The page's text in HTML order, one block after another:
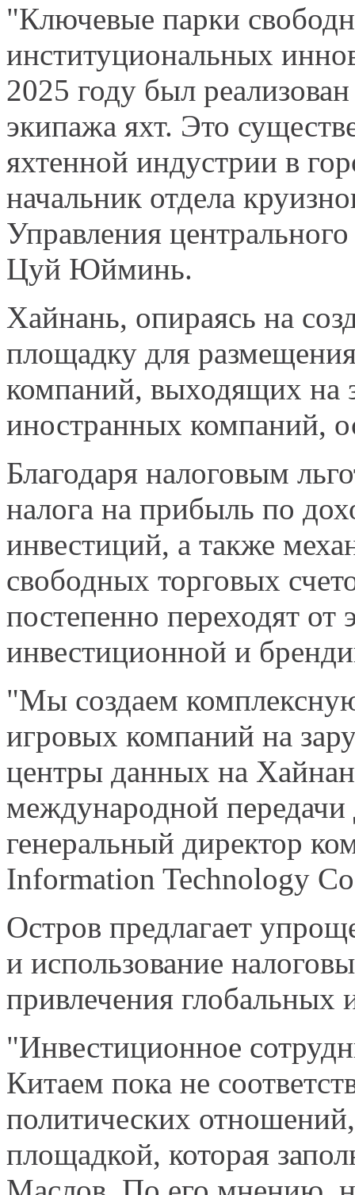
"Ключевые парки
институциональных
2025 году был
экипажа яхт. Это
яхтенной индустрии в
начальник отдела
Управления
Цуй Юйминь.
Хайнань, опираясь на
площадку для
компаний, выходящих на
иностранных компаний,
Благодаря налоговым
налога на прибыль по
инвестиций, а также
свободных торговых
постепенно переходят от
инвестиционной и
"Мы создаем
игровых компаний на
центры данных на
международной передачи
генеральный директор
Information Technology
Остров предлагает
и использование
привлечения глобальных
"Инвестиционное
Китаем пока не
политических
площадкой, которая